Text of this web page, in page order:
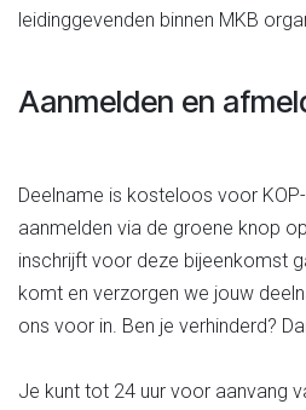
leidinggevenden binnen MKB
Aanmelden en
Deelname is kosteloos voor
aanmelden via de groene knop
inschrijft voor deze bijeenkomst
komt en verzorgen we jouw
ons voor in. Ben je verhinderd?
Je kunt tot 24 uur voor aanvang